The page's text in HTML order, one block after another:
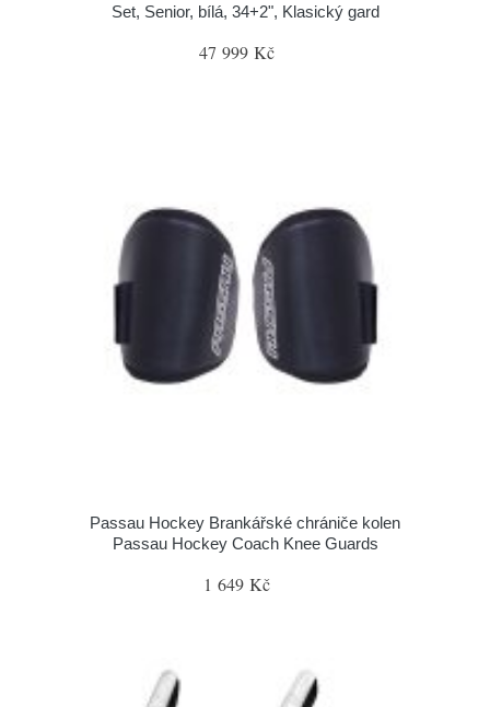
Set, Senior, bílá, 34+2", Klasický gard
47 999 Kč
Passau Hockey Brankářské chrániče kolen
Passau Hockey Coach Knee Guards
1 649 Kč